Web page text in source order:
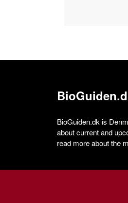
BioGuiden.dk is
about current and
read more about the